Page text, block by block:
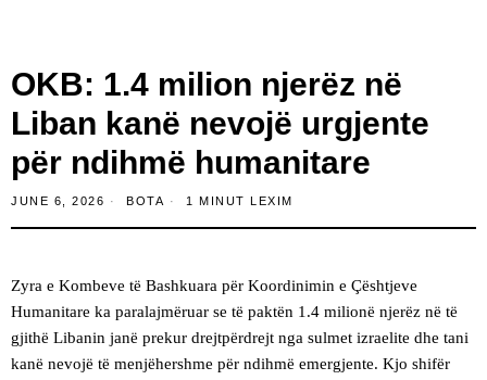
OKB: 1.4 milion njerëz në
Liban kanë nevojë urgjente
për ndihmë humanitare
JUNE 6, 2026 BOTA 1 MINUT LEXIM
Zyra e Kombeve të Bashkuara për Koordinimin e Çështjeve
Humanitare ka paralajmëruar se të paktën 1.4 milionë njerëz në të
gjithë Libanin janë prekur drejtpërdrejt nga sulmet izraelite dhe tani
kanë nevojë të menjëhershme për ndihmë emergjente. Kjo shifër